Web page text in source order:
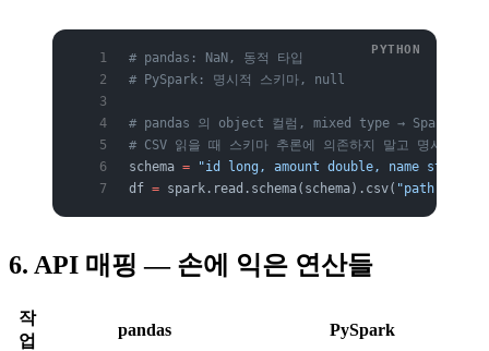
# pandas: NaN, 동적 타입
# PySpark: 명시적 스키마, null
# pandas 의 object 컬럼, mixed type → Spark 는 스
# CSV 읽을 때 스키마 추론에 의존하지 말고 명시
schema = "id long, amount double, name string"
df = spark.read.schema(schema).csv( "path"
6. API 매핑 — 손에 익은 연산들
작
업
pandas PySpark